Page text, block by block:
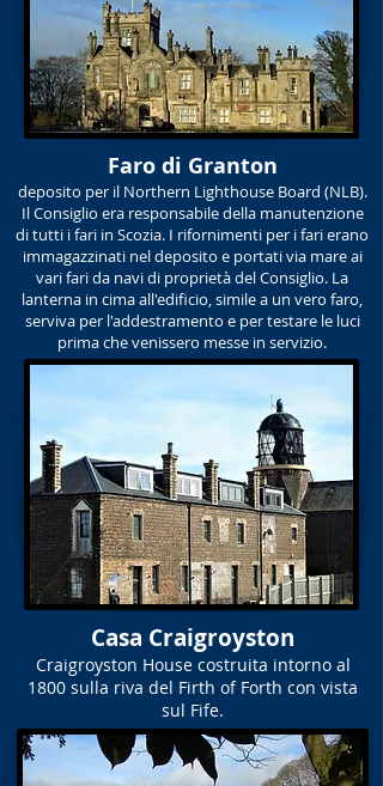
Faro di Granton
deposito per il Northern Lighthouse Board (NLB).
Il Consiglio era responsabile della manutenzione
di tutti i fari in Scozia. I rifornimenti per i fari erano
immagazzinati nel deposito e portati via mare ai
vari fari da navi di proprietà del Consiglio. La
lanterna in cima all'edificio, simile a un vero faro,
serviva per l'addestramento e per testare le luci
prima che venissero messe in servizio.
Casa Craigroyston
Craigroyston House costruita intorno al
1800 sulla riva del Firth of Forth con vista
sul Fife.